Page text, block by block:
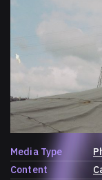
Media Type
Content